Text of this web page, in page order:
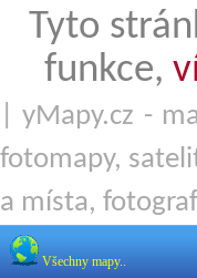
Tyto
funkce,
| yMapy.cz -
fotomapy,
a místa,
Všechny mapy..